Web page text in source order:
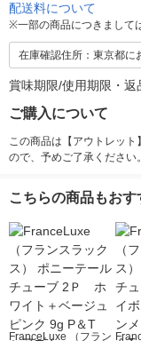
配送料について
※一部の商品につきまして
在庫確認住所：東京都に
賞味期限/使用期限・返
ご購入について
この商品は【アウトレッ
ので、予めご了承ください。
こちらの商品もおす
FranceLuxe （フラン